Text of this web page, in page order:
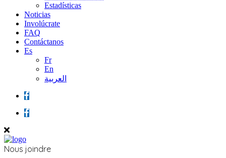
Estadísticas
Noticias
Involúcrate
FAQ
Contáctanos
Es
Fr
En
العربية
Nous joindre